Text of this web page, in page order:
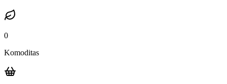
0
Komoditas